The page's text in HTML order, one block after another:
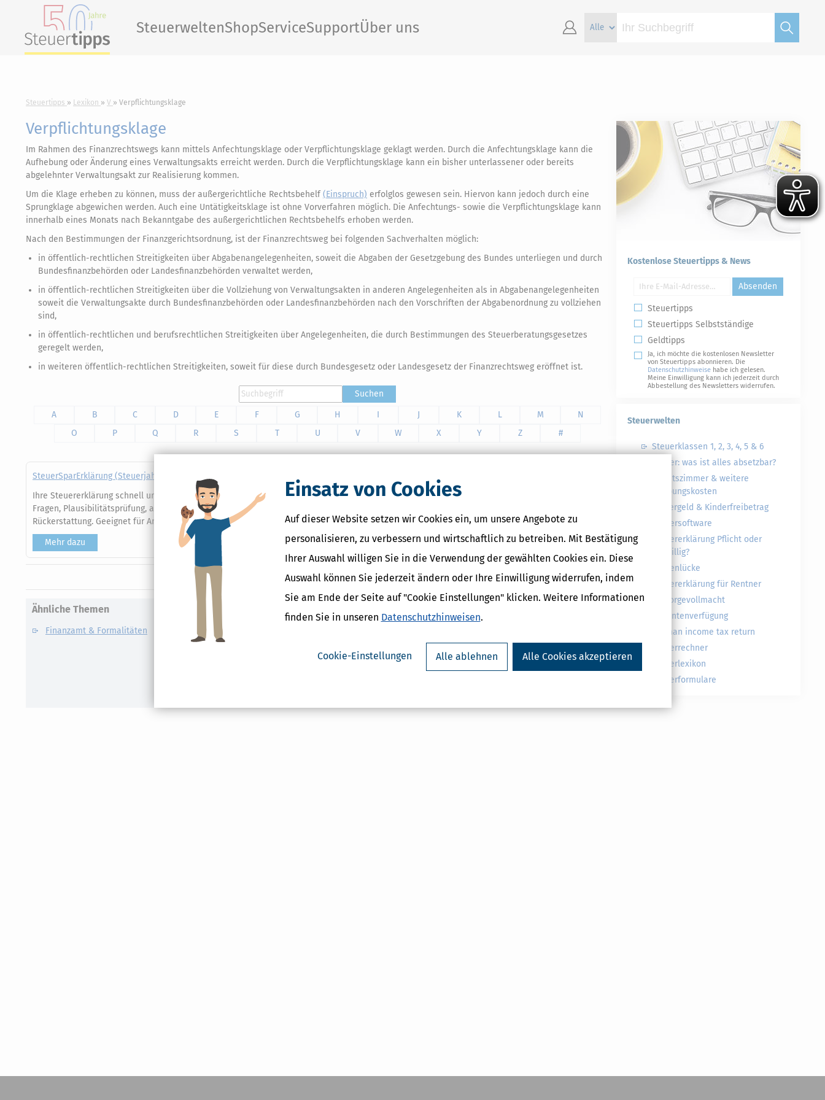
Einsatz von Cookies
Auf dieser Website setzen wir Cookies ein, um unsere Angebote zu
personalisieren, zu verbessern und wirtschaftlich zu betreiben. Mit Bestätigung
Ihrer Auswahl willigen Sie in die Verwendung der gewählten Cookies ein. Diese
Auswahl können Sie jederzeit ändern oder Ihre Einwilligung widerrufen, indem
Sie am Ende der Seite auf "Cookie Einstellungen" klicken. Weitere Informationen
finden Sie in unseren Datenschutzhinweisen.
Cookie-Einstellungen Alle ablehnen Alle Cookies akzeptieren
SteuerweltenShopServiceSupportÜber uns
Steuertipps Lexikon V Verpflichtungsklage
Verpflichtungsklage
Im Rahmen des Finanzrechtswegs kann mittels Anfechtungsklage oder Verpflichtungsklage geklagt werden. Durch die Anfechtungsklage kann die
Aufhebung oder Änderung eines Verwaltungsakts erreicht werden. Durch die Verpflichtungsklage kann ein bisher unterlassener oder bereits
abgelehnter Verwaltungsakt zur Realisierung kommen.
Um die Klage erheben zu können, muss der außergerichtliche Rechtsbehelf(Einspruch) erfolglos gewesen sein. Hiervon kann jedoch durch eine
Sprungklage abgewichen werden. Auch eine Untätigkeitsklage ist ohne Vorverfahren möglich. Die Anfechtungs- sowie die Verpflichtungsklage kann
innerhalb eines Monats nach Bekanntgabe des außergerichtlichen Rechtsbehelfs erhoben werden.
Nach den Bestimmungen der Finanzgerichtsordnung, ist der Finanzrechtsweg bei folgenden Sachverhalten möglich:
in öffentlich-rechtlichen Streitigkeiten über Abgabenangelegenheiten, soweit die Abgaben der Gesetzgebung des Bundes unterliegen und durch
Bundesfinanzbehörden oder Landesfinanzbehörden verwaltet werden,
in öffentlich-rechtlichen Streitigkeiten über die Vollziehung von Verwaltungsakten in anderen Angelegenheiten als in Abgabenangelegenheiten
soweit die Verwaltungsakte durch Bundesfinanzbehörden oder Landesfinanzbehörden nach den Vorschriften der Abgabenordnung zu vollziehen
sind,
in öffentlich-rechtlichen und berufsrechtlichen Streitigkeiten über Angelegenheiten, die durch Bestimmungen des Steuerberatungsgesetzes
geregelt werden,
in weiteren öffentlich-rechtlichen Streitigkeiten, soweit für diese durch Bundesgesetz oder Landesgesetz der Finanzrechtsweg eröffnet ist.
Suchen
A
B C D E F G H I J K L M
N
O
P Q R S T U V W X Y Z #
SteuerSparErklärung (Steuerjahr 2025)
Ihre Steuererklärung schnell und sicher im Browser erledigen – ohne ELSTER‑Zertifikat. Intuitive Bedienung, verständliche
Fragen, Plausibilitätsprüfung, automatische Datenübernahme und intelligente Steuer‑KI sorgen für Ihre maximale
Rückerstattung. Geeignet für Angestellte, Familien und Rentner.
Mehr dazu
Druckversion
Ähnliche Themen
Finanzamt & Formalitäten
Finanzrechtsweg
Klage
Finanzgericht
Kostenlose Steuertipps & News
Absenden
Steuertipps
Steuertipps Selbstständige
Geldtipps
Ja, ich möchte die kostenlosen Newsletter
von Steuertipps abonnieren. Die
Datenschutzhinweise habe ich gelesen.
Meine Einwilligung kann ich jederzeit durch
Abbestellung des Newsletters widerrufen.
Steuerwelten
Steuerklassen 1, 2, 3, 4, 5 & 6
Steuer: was ist alles absetzbar?
Arbeitszimmer & weitere
Werbungskosten
Kindergeld & Kinderfreibetrag
Steuersoftware
Steuererklärung Pflicht oder
freiwillig?
Rentenlücke
Steuererklärung für Rentner
Vorsorgevollmacht
Patientenverfügung
German income tax return
Steuerrechner
Steuerlexikon
Steuerformulare